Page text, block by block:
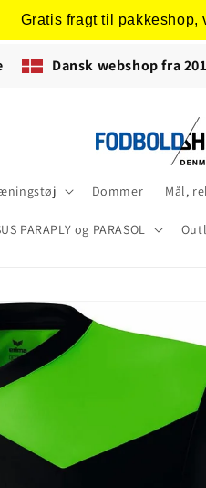
Gratis fragt til pakkeshop,
Dansk webshop fra
Dommer Mål,
PARAPLY og PARASOL